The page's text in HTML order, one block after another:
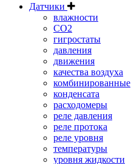
Датчики
влажности
CO2
гигростаты
давления
движения
качества воздуха
комбинированные
конденсата
расходомеры
реле давления
реле протока
реле уровня
температуры
уровня жидкости